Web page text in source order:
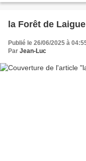
la Forêt de
Publié le 26/06/2025 à
Par Jean-Luc